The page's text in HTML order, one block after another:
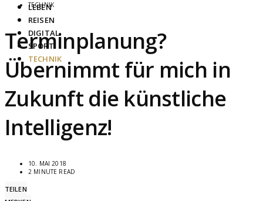
LEBEN
REISEN
DIGITAL
SPORT
TECHNIK
TECHNIK
Terminplanung?
Übernimmt für mich in
Zukunft die künstliche
Intelligenz!
10. MAI 2018
2 MINUTE READ
TEILEN